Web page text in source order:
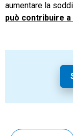
aumentare la
può contribuire